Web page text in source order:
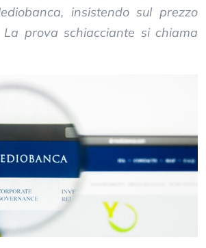
insistendo sul prezzo
La prova schiacciante si chiama